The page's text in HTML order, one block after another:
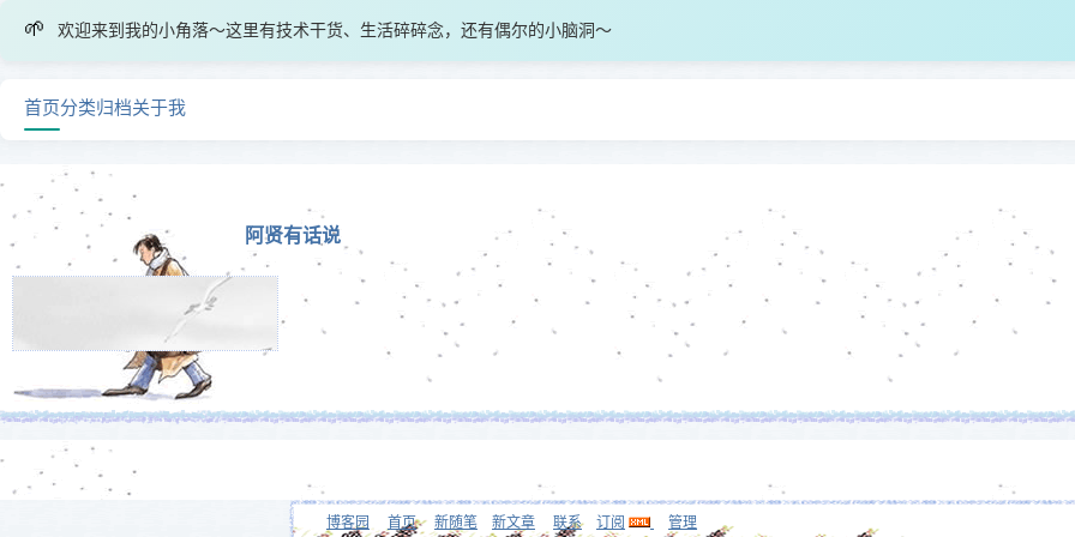
🌱 欢迎来到我的小角落～这里有技术干货、生活碎碎念，还有偶尔的小脑洞～
首页 分类归档关于我
阿贤有话说
博客园 首页 新随笔 新文章 联系 订阅 管理